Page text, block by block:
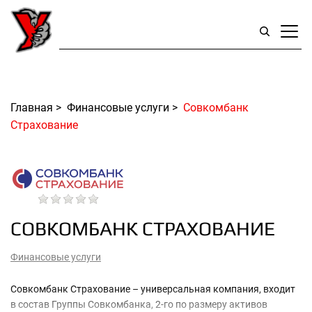
Главная > Финансовые услуги > Совкомбанк
Страхование
СОВКОМБАНК СТРАХОВАНИЕ
Финансовые услуги
Совкомбанк Страхование – универсальная компания, входит
в состав Группы Совкомбанка, 2-го по размеру активов